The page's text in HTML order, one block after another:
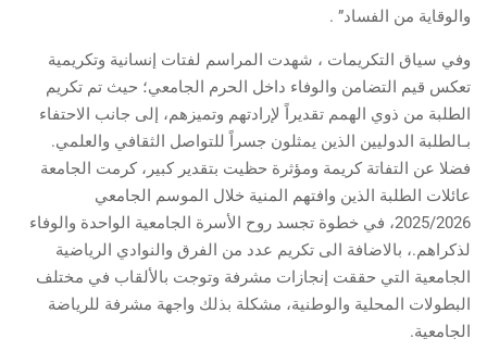
والوقاية من الفساد” .
وفي سياق التكريمات ، شهدت المراسم لفتات إنسانية وتكريمية
تعكس قيم التضامن والوفاء داخل الحرم الجامعي؛ حيث تم تكريم
الطلبة من ذوي الهمم تقديراً لإرادتهم وتميزهم، إلى جانب الاحتفاء
بـالطلبة الدوليين الذين يمثلون جسراً للتواصل الثقافي والعلمي.
فضلا عن التفاتة كريمة ومؤثرة حظيت بتقدير كبير، كرمت الجامعة
عائلات الطلبة الذين وافتهم المنية خلال الموسم الجامعي
2025/2026، في خطوة تجسد روح الأسرة الجامعية الواحدة والوفاء
لذكراهم.، بالاضافة الى تكريم عدد من الفرق والنوادي الرياضية
الجامعية التي حققت إنجازات مشرفة وتوجت بالألقاب في مختلف
البطولات المحلية والوطنية، مشكلة بذلك واجهة مشرفة للرياضة
الجامعية.